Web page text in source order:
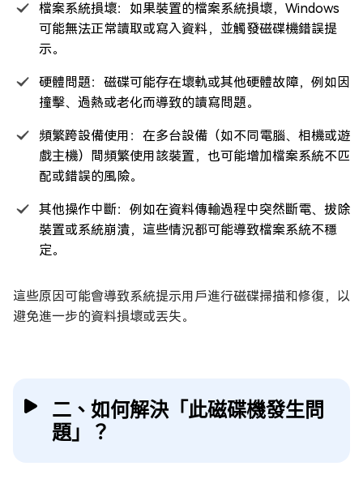
檔案系統損壞：如果裝置的檔案系統損壞，Windows
可能無法正常讀取或寫入資料，並觸發磁碟機錯誤提
示。
硬體問題：磁碟可能存在壞軌或其他硬體故障，例如因
撞擊、過熱或老化而導致的讀寫問題。
頻繁跨設備使用：在多台設備（如不同電腦、相機或遊
戲主機）間頻繁使用該裝置，也可能增加檔案系統不匹
配或錯誤的風險。
其他操作中斷：例如在資料傳輸過程中突然斷電、拔除
裝置或系統崩潰，這些情況都可能導致檔案系統不穩
定。
這些原因可能會導致系統提示用戶進行磁碟掃描和修復，以
避免進一步的資料損壞或丟失。
二、如何解決「此磁碟機發生問
題」？